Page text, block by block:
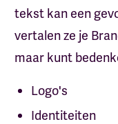
tekst kan een
vertalen ze je
maar kunt
Logo's
Identiteiten